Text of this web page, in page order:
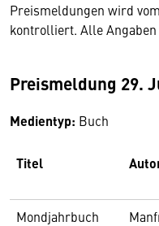
Preismeldungen wird
kontrolliert. Alle Angaben
Preismeldung 29.
Medientyp: Buch
Titel
Mondjahrbuch